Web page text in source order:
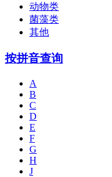
动物类
菌藻类
其他
按拼音查询
A
B
C
D
E
F
G
H
J